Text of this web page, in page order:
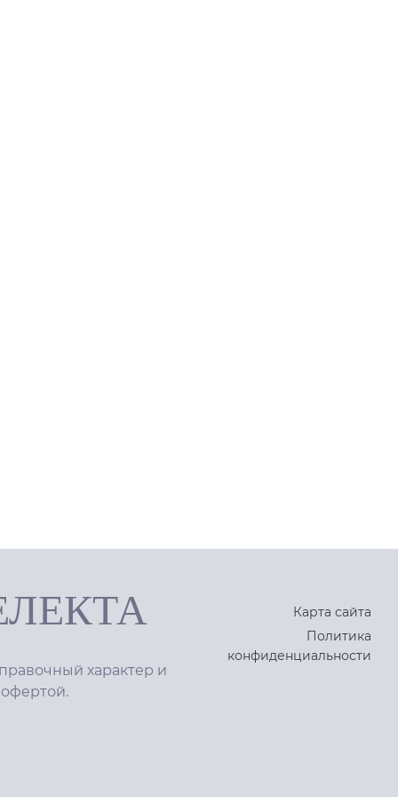
характер и
Карта сайта
Политика
конфиденциальности